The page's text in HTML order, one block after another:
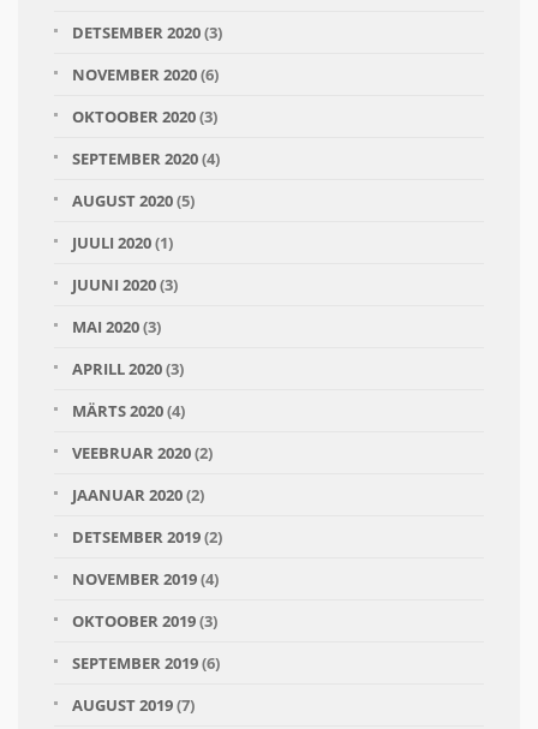
DETSEMBER 2020(3)
NOVEMBER 2020(6)
OKTOOBER 2020(3)
SEPTEMBER 2020(4)
AUGUST 2020(5)
JUULI 2020(1)
JUUNI 2020(3)
MAI 2020(3)
APRILL 2020(3)
MÄRTS 2020(4)
VEEBRUAR 2020(2)
JAANUAR 2020(2)
DETSEMBER 2019(2)
NOVEMBER 2019(4)
OKTOOBER 2019(3)
SEPTEMBER 2019(6)
AUGUST 2019(7)